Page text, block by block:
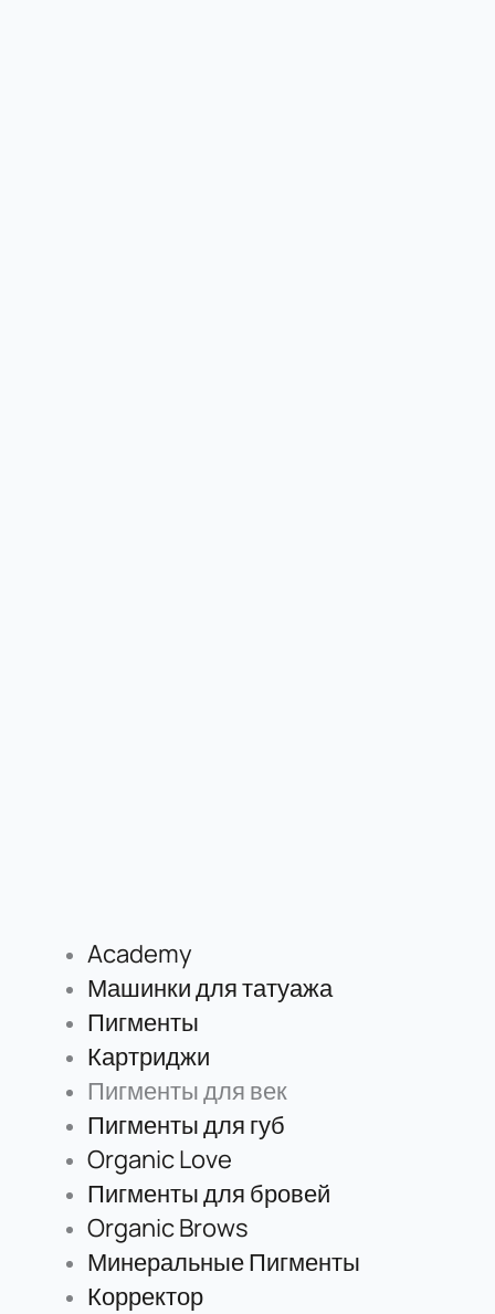
Academy
Машинки для татуажа
Пигменты
Картриджи
Пигменты для век
Пигменты для губ
Organic Love
Пигменты для бровей
Organic Brows
Минеральные Пигменты
Корректор